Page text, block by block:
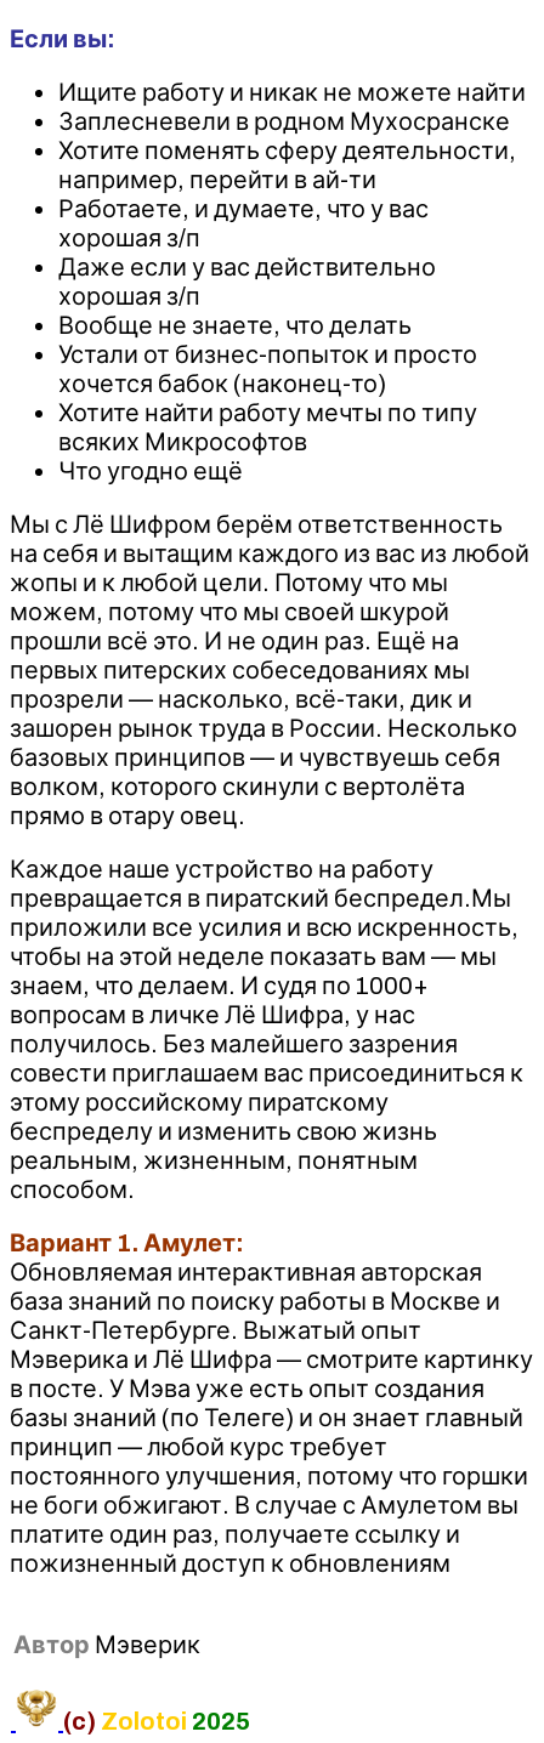
Если вы:
Ищите работу и никак не можете найти
Заплесневели в родном Мухосранске
Хотите поменять сферу деятельности,
например, перейти в ай-ти
Работаете, и думаете, что у вас
хорошая з/п
Даже если у вас действительно
хорошая з/п
Вообще не знаете, что делать
Устали от бизнес-попыток и просто
хочется бабок (наконец-то)
Хотите найти работу мечты по типу
всяких Микрософтов
Что угодно ещё
Мы с Лё Шифром берём ответственность
на себя и вытащим каждого из вас из любой
жопы и к любой цели. Потому что мы
можем, потому что мы своей шкурой
прошли всё это. И не один раз. Ещё на
первых питерских собеседованиях мы
прозрели — насколько, всё-таки, дик и
зашорен рынок труда в России. Несколько
базовых принципов — и чувствуешь себя
волком, которого скинули с вертолёта
прямо в отару овец.
Каждое наше устройство на работу
превращается в пиратский беспредел.Мы
приложили все усилия и всю искренность,
чтобы на этой неделе показать вам — мы
знаем, что делаем. И судя по 1000+
вопросам в личке Лё Шифра, у нас
получилось. Без малейшего зазрения
совести приглашаем вас присоединиться к
этому российскому пиратскому
беспределу и изменить свою жизнь
реальным, жизненным, понятным
способом.
Вариант 1. Амулет:
Обновляемая интерактивная авторская
база знаний по поиску работы в Москве и
Санкт-Петербурге. Выжатый опыт
Мэверика и Лё Шифра — смотрите картинку
в посте. У Мэва уже есть опыт создания
базы знаний (по Телеге) и он знает главный
принцип — любой курс требует
постоянного улучшения, потому что горшки
не боги обжигают. В случае с Амулетом вы
платите один раз, получаете ссылку и
пожизненный доступ к обновлениям
Автор Мэверик
(c) Zolotoi 2025